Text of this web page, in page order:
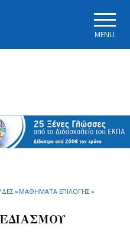
MENU
» ΜΑΘΗΜΑΤΑ ΕΠΙΛΟΓΗΣ»